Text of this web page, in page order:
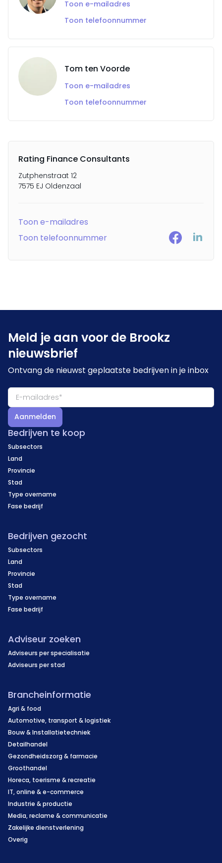
Toon e-mailadres
Toon telefoonnummer
Tom ten Voorde
Toon e-mailadres
Toon telefoonnummer
Rating Finance Consultants
Zutphenstraat 12
7575 EJ Oldenzaal
Toon e-mailadres
Toon telefoonnummer
Meld je aan voor de Brookz
nieuwsbrief
Ontvang de nieuwst geplaatste bedrijven in je inbox
Aanmelden
Bedrijven te koop
Subsectors
Land
Provincie
Stad
Type overname
Fase bedrijf
Bedrijven gezocht
Subsectors
Land
Provincie
Stad
Type overname
Fase bedrijf
Adviseur zoeken
Adviseurs per specialisatie
Adviseurs per stad
Brancheinformatie
Agri & food
Automotive, transport & logistiek
Bouw & Installatietechniek
Detailhandel
Gezondheidszorg & farmacie
Groothandel
Horeca, toerisme & recreatie
IT, online & e-commerce
Industrie & productie
Media, reclame & communicatie
Zakelijke dienstverlening
Overig